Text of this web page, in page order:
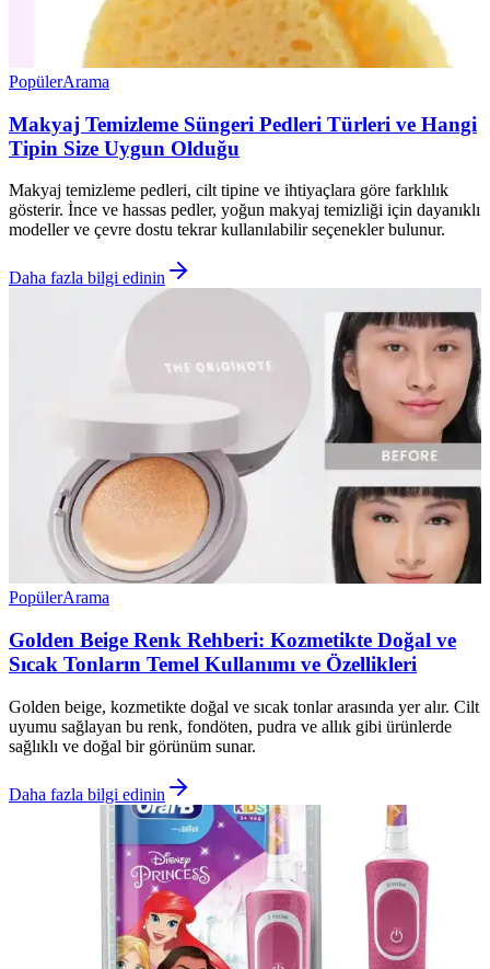
PopülerArama
Makyaj Temizleme Süngeri Pedleri Türleri ve Hangi
Tipin Size Uygun Olduğu
Makyaj temizleme pedleri, cilt tipine ve ihtiyaçlara göre farklılık
gösterir. İnce ve hassas pedler, yoğun makyaj temizliği için dayanıklı
modeller ve çevre dostu tekrar kullanılabilir seçenekler bulunur.
Daha fazla bilgi edinin
PopülerArama
Golden Beige Renk Rehberi: Kozmetikte Doğal ve
Sıcak Tonların Temel Kullanımı ve Özellikleri
Golden beige, kozmetikte doğal ve sıcak tonlar arasında yer alır. Cilt
uyumu sağlayan bu renk, fondöten, pudra ve allık gibi ürünlerde
sağlıklı ve doğal bir görünüm sunar.
Daha fazla bilgi edinin